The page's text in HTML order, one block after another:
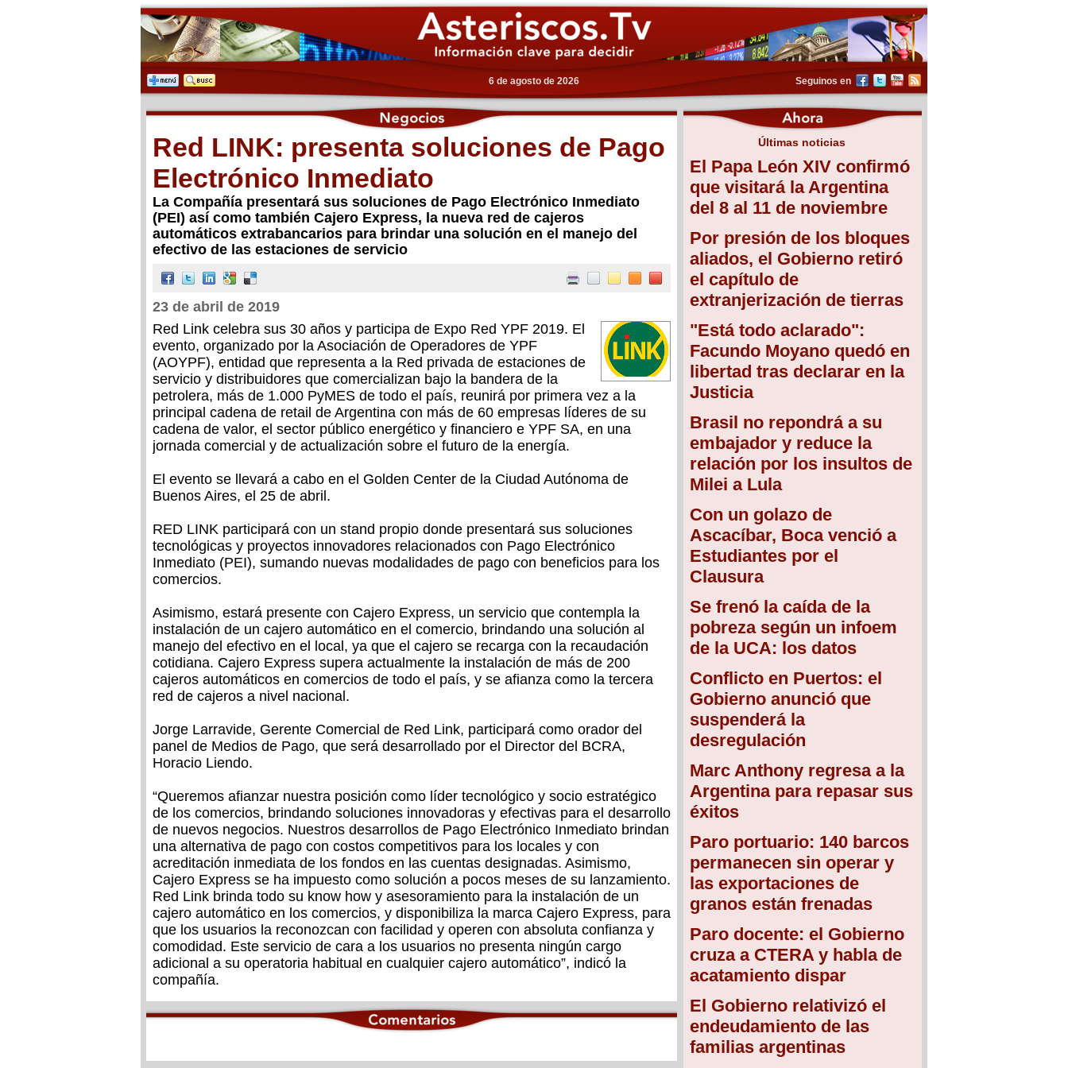
6 de agosto de 2026 Seguinos en
Últimas noticias
El Papa León XIV confirmó
que visitará la Argentina
del 8 al 11 de noviembre
Por presión de los bloques
aliados, el Gobierno retiró
el capítulo de
extranjerización de tierras
"Está todo aclarado":
Facundo Moyano quedó en
libertad tras declarar en la
Justicia
Brasil no repondrá a su
embajador y reduce la
relación por los insultos de
Milei a Lula
Con un golazo de
Ascacíbar, Boca venció a
Estudiantes por el
Clausura
Se frenó la caída de la
pobreza según un infoem
de la UCA: los datos
Conflicto en Puertos: el
Gobierno anunció que
suspenderá la
desregulación
Marc Anthony regresa a la
Argentina para repasar sus
éxitos
Paro portuario: 140 barcos
permanecen sin operar y
las exportaciones de
granos están frenadas
Paro docente: el Gobierno
cruza a CTERA y habla de
acatamiento dispar
El Gobierno relativizó el
endeudamiento de las
familias argentinas
Red LINK: presenta soluciones de Pago
Electrónico Inmediato
La Compañía presentará sus soluciones de Pago Electrónico Inmediato
(PEI) así como también Cajero Express, la nueva red de cajeros
automáticos extrabancarios para brindar una solución en el manejo del
efectivo de las estaciones de servicio
23 de abril de 2019
Red Link celebra sus 30 años y participa de Expo Red YPF 2019. El
evento, organizado por la Asociación de Operadores de YPF
(AOYPF), entidad que representa a la Red privada de estaciones de
servicio y distribuidores que comercializan bajo la bandera de la
petrolera, más de 1.000 PyMES de todo el país, reunirá por primera vez a la
principal cadena de retail de Argentina con más de 60 empresas líderes de su
cadena de valor, el sector público energético y financiero e YPF SA, en una
jornada comercial y de actualización sobre el futuro de la energía.
El evento se llevará a cabo en el Golden Center de la Ciudad Autónoma de
Buenos Aires, el 25 de abril.
RED LINK participará con un stand propio donde presentará sus soluciones
tecnológicas y proyectos innovadores relacionados con Pago Electrónico
Inmediato (PEI), sumando nuevas modalidades de pago con beneficios para los
comercios.
Asimismo, estará presente con Cajero Express, un servicio que contempla la
instalación de un cajero automático en el comercio, brindando una solución al
manejo del efectivo en el local, ya que el cajero se recarga con la recaudación
cotidiana. Cajero Express supera actualmente la instalación de más de 200
cajeros automáticos en comercios de todo el país, y se afianza como la tercera
red de cajeros a nivel nacional.
Jorge Larravide, Gerente Comercial de Red Link, participará como orador del
panel de Medios de Pago, que será desarrollado por el Director del BCRA,
Horacio Liendo.
“Queremos afianzar nuestra posición como líder tecnológico y socio estratégico
de los comercios, brindando soluciones innovadoras y efectivas para el desarrollo
de nuevos negocios. Nuestros desarrollos de Pago Electrónico Inmediato brindan
una alternativa de pago con costos competitivos para los locales y con
acreditación inmediata de los fondos en las cuentas designadas. Asimismo,
Cajero Express se ha impuesto como solución a pocos meses de su lanzamiento.
Red Link brinda todo su know how y asesoramiento para la instalación de un
cajero automático en los comercios, y disponibiliza la marca Cajero Express, para
que los usuarios la reconozcan con facilidad y operen con absoluta confianza y
comodidad. Este servicio de cara a los usuarios no presenta ningún cargo
adicional a su operatoria habitual en cualquier cajero automático”, indicó la
compañía.